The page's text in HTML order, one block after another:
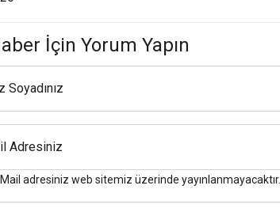
İçin Yorum Yapın
Soyadınız
Adresiniz
Mail adresiniz web sitemiz üzerinde yayınlanmayacaktır.